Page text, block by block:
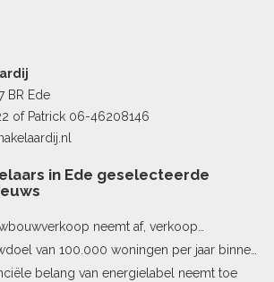
BR Ede
of Patrick 06-46208146
in Ede geselecteerde
neemt af, verkoop
stijgtvan 100.000 woningen per jaar binnen
belang van energielabel neemt toe